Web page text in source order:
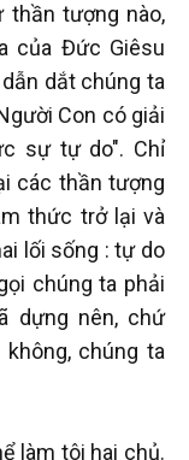
tượng nào,
của Đức Giêsu
dắt chúng ta
Con có giải
sự tự do". Chỉ
các thần tượng
thức trở lại và
lối sống : tự do
chúng ta phải
dựng nên, chứ
chúng ta
làm tôi hai chủ.